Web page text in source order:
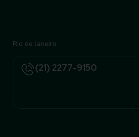
Rio de Janeiro
(21) 2277-9150